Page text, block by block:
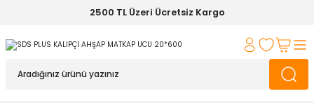
2500 TL Üzeri Ücretsiz Kargo